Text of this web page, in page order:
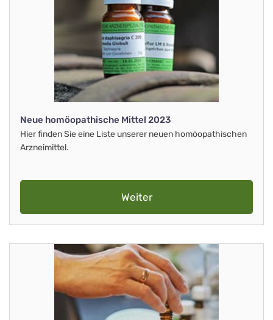
Neue homöopathische Mittel 2023
Hier finden Sie eine Liste unserer neuen homöopathischen
Arzneimittel.
Weiter